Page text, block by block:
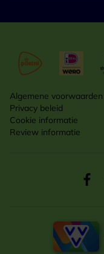
Algemene voorwaarden
Privacy beleid
Cookie informatie
Review informatie